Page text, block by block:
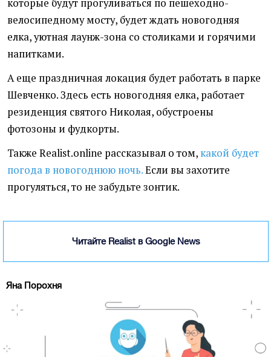
которые будут прогуливаться по пешеходно-
велосипедному мосту, будет ждать новогодняя
елка, уютная лаунж-зона со столиками и горячими
напитками.
А еще праздничная локация будет работать в парке
Шевченко. Здесь есть новогодняя елка, работает
резиденция святого Николая, обустроены
фотозоны и фудкорты.
Также Realist.online рассказывал о том, какой будет
погода в новогоднюю ночь.Если вы захотите
прогуляться, то не забудьте зонтик.
Читайте Realist в Google News
Яна Порохня